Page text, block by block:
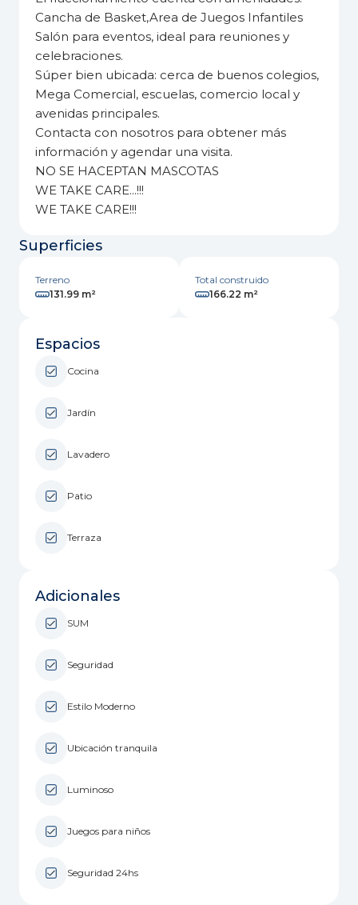
Cancha de Basket,Area de Juegos Infantiles
Salón para eventos, ideal para reuniones y
celebraciones.
Súper bien ubicada: cerca de buenos colegios,
Mega Comercial, escuelas, comercio local y
avenidas principales.
Contacta con nosotros para obtener más
información y agendar una visita.
NO SE HACEPTAN MASCOTAS
WE TAKE CARE...!!!
WE TAKE CARE!!!
Superficies
Terreno
131.99 m²
Total construido
166.22 m²
Espacios
Cocina
Jardín
Lavadero
Patio
Terraza
Adicionales
SUM
Seguridad
Estilo Moderno
Ubicación tranquila
Luminoso
Juegos para niños
Seguridad 24hs